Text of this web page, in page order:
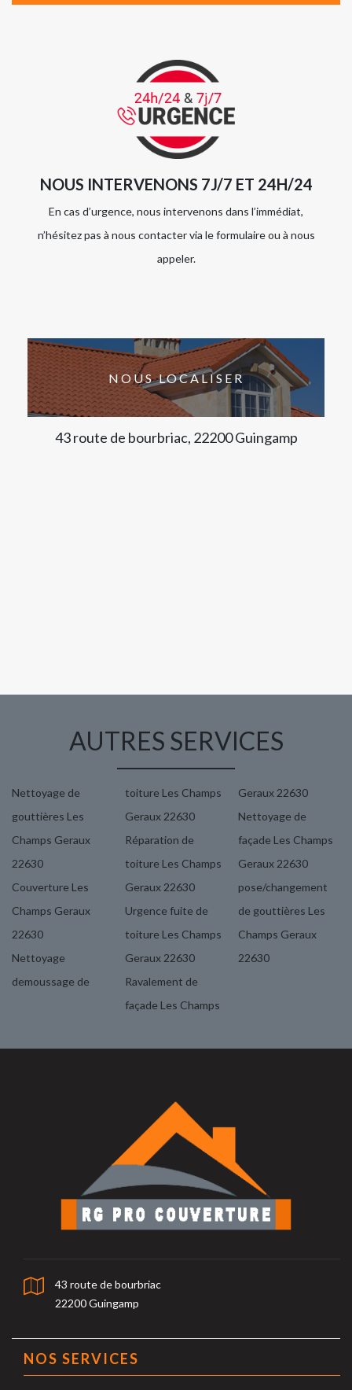
NOUS INTERVENONS 7J/7 ET 24H/24
En cas d’urgence, nous intervenons dans l’immédiat,
n’hésitez pas à nous contacter via le formulaire ou à nous
appeler.
NOUS LOCALISER
43 route de bourbriac, 22200 Guingamp
AUTRES SERVICES
Nettoyage de
gouttières Les
Champs Geraux
22630
Couverture Les
Champs Geraux
22630
Nettoyage
demoussage de
toiture Les Champs
Geraux 22630
Réparation de
toiture Les Champs
Geraux 22630
Urgence fuite de
toiture Les Champs
Geraux 22630
Ravalement de
façade Les Champs
Geraux 22630
Nettoyage de
façade Les Champs
Geraux 22630
pose/changement
de gouttières Les
Champs Geraux
22630
43 route de bourbriac
22200 Guingamp
NOS SERVICES